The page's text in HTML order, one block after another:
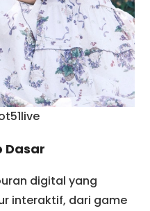
Dasar
digital yang
interaktif, dari game